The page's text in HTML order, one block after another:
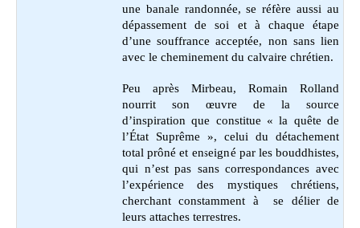
une banale randonnée, se réfère aussi au
dépassement de soi et à chaque étape
d’une souffrance acceptée, non sans lien
avec le cheminement du calvaire chrétien.
Peu après Mirbeau, Romain Rolland
nourrit son œuvre de la source
d’inspiration que constitue « la quête de
l’État Suprême », celui du détachement
total prôné et enseigné par les bouddhistes,
qui n’est pas sans correspondances avec
l’expérience des mystiques chrétiens,
cherchant constamment à se délier de
leurs attaches terrestres.